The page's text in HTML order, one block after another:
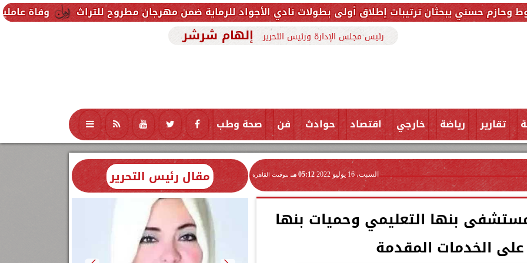
وفاة عاملين متأثرين ترتيبات إطلاق أولى بطولات نادي الأجواد للرماية ضمن مهرجان مطروح للتراث
رئيس مجلس الإدارة ورئيس التحرير إلهام شرشر
تقارير رياضة خارجي اقتصاد حوادث فن صحة وطب تكنولوجيا منوعات محافظات
السبت، 16 يوليو 2022 05:12 مـ بتوقيت القاهرة
بنها التعليمي وحميات بنها
على الخدمات المقدمة
مقال رئيس التحرير